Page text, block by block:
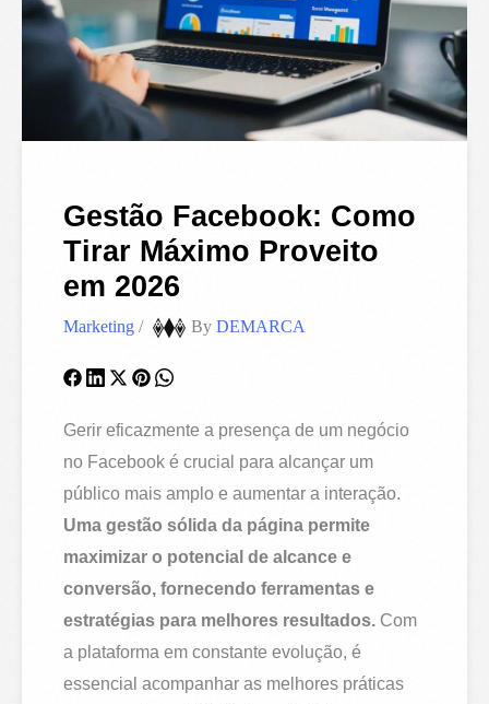
Gestão Facebook: Como
Tirar Máximo Proveito
em 2026
Marketing / ByDEMARCA
Gerir eficazmente a presença de um negócio
no Facebook é crucial para alcançar um
público mais amplo e aumentar a interação.
Uma gestão sólida da página permite
maximizar o potencial de alcance e
conversão, fornecendo ferramentas e
estratégias para melhores resultados. Com
a plataforma em constante evolução, é
essencial acompanhar as melhores práticas